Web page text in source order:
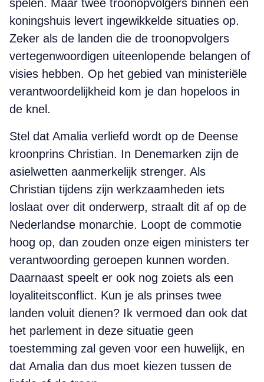
spelen. Maar twee troonopvolgers binnen één
koningshuis levert ingewikkelde situaties op.
Zeker als de landen die de troonopvolgers
vertegenwoordigen uiteenlopende belangen of
visies hebben. Op het gebied van ministeriële
verantwoordelijkheid kom je dan hopeloos in
de knel.
Stel dat Amalia verliefd wordt op de Deense
kroonprins Christian. In Denemarken zijn de
asielwetten aanmerkelijk strenger. Als
Christian tijdens zijn werkzaamheden iets
loslaat over dit onderwerp, straalt dit af op de
Nederlandse monarchie. Loopt de commotie
hoog op, dan zouden onze eigen ministers ter
verantwoording geroepen kunnen worden.
Daarnaast speelt er ook nog zoiets als een
loyaliteitsconflict. Kun je als prinses twee
landen voluit dienen? Ik vermoed dan ook dat
het parlement in deze situatie geen
toestemming zal geven voor een huwelijk, en
dat Amalia dan dus moet kiezen tussen de